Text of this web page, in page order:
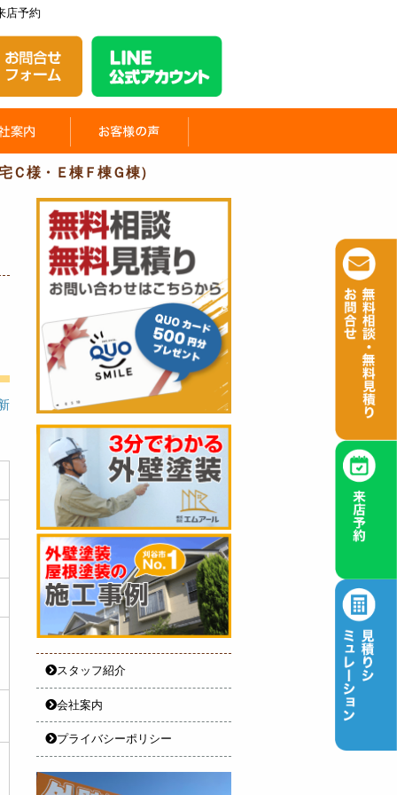
店予約
Ｃ様・Ｅ棟Ｆ棟Ｇ棟）
スタッフ紹介
会社案内
プライバシーポリシー